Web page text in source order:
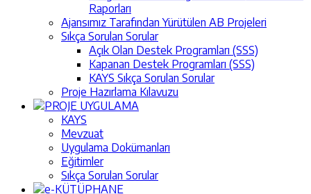
Raporları
Ajansımız Tarafından Yürütülen AB Projeleri
Sıkça Sorulan Sorular
Açık Olan Destek Programları (SSS)
Kapanan Destek Programları (SSS)
KAYS Sıkça Sorulan Sorular
Proje Hazırlama Kılavuzu
PROJE UYGULAMA
KAYS
Mevzuat
Uygulama Dokümanları
Eğitimler
Sıkça Sorulan Sorular
e-KÜTÜPHANE